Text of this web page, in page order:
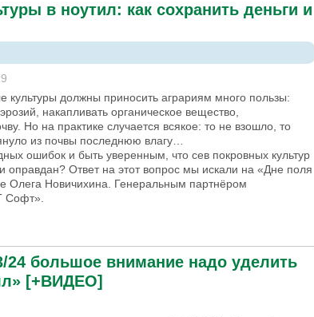
в ноутил: как сохранить деньги и
культуры должны приносить аграриям много пользы:
накапливать органическое вещество,
Но на практике случается всякое: то не взошло, то
из почвы последнюю влагу…
ошибок и быть уверенным, что сев покровных культур
оправдан? Ответ на этот вопрос мы искали на «Дне поля
Олега Новичихина. Генеральным партнёром
Софт».
24 большое внимание надо уделить
[+ВИДЕО]